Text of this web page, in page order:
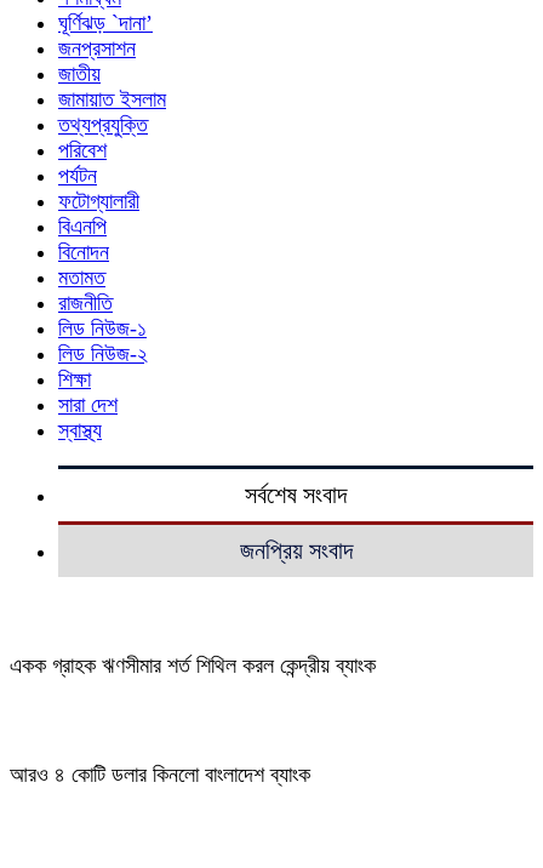
ঘূর্ণিঝড় `দানা’
জনপ্রসাশন
জাতীয়
জামায়াত ইসলাম
তথ্যপ্রযুক্তি
পরিবেশ
পর্যটন
ফটোগ্যালারী
বিএনপি
বিনোদন
মতামত
রাজনীতি
লিড নিউজ-১
লিড নিউজ-২
শিক্ষা
সারা দেশ
স্বাস্থ্য
সর্বশেষ সংবাদ
জনপ্রিয় সংবাদ
একক গ্রাহক ঋণসীমার শর্ত শিথিল করল কেন্দ্রীয় ব্যাংক
আরও ৪ কোটি ডলার কিনলো বাংলাদেশ ব্যাংক